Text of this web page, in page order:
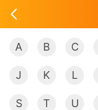
A B C
J K L
S T U